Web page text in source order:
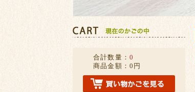
合計数量： 0
商品金額： 0円